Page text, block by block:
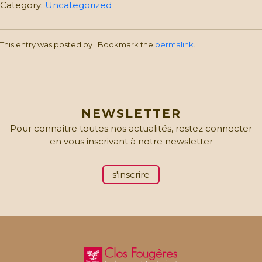
des
bêtes”:
Enfants
Category: Uncategorized
This entry was posted by . Bookmark the permalink
NEWSLETTER
Pour connaître toutes nos actualités, restez connecter
en vous inscrivant à notre newsletter
s'inscrire